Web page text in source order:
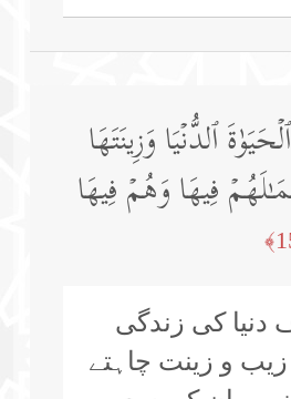
ٱلدُّنۡیَا وَزِینَتَهَا
فِیهَا وَهُمۡ فِیهَا
کی زندگی
و زینت چاہتے